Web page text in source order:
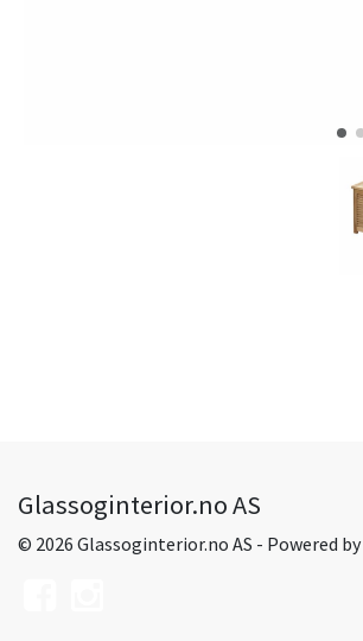
Glassoginterior.no AS
© 2026 Glassoginterior.no AS - Powered by